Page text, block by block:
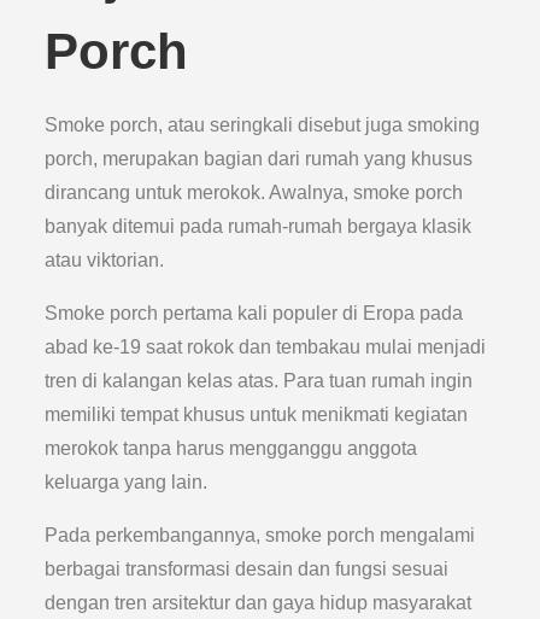
Porch
Smoke porch, atau seringkali disebut juga smoking
porch, merupakan bagian dari rumah yang khusus
dirancang untuk merokok. Awalnya, smoke porch
banyak ditemui pada rumah-rumah bergaya klasik
atau viktorian.
Smoke porch pertama kali populer di Eropa pada
abad ke-19 saat rokok dan tembakau mulai menjadi
tren di kalangan kelas atas. Para tuan rumah ingin
memiliki tempat khusus untuk menikmati kegiatan
merokok tanpa harus mengganggu anggota
keluarga yang lain.
Pada perkembangannya, smoke porch mengalami
berbagai transformasi desain dan fungsi sesuai
dengan tren arsitektur dan gaya hidup masyarakat